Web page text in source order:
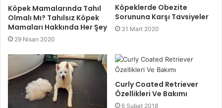
Köpek Mamalarında Tahıl
Olmalı Mı? Tahılsız Köpek
Mamaları Hakkında Her Şey
29 Nisan 2020
Köpeklerde Obezite
Sorununa Karşı Tavsiyeler
31 Mart 2020
Curly Coated Retriever
Özellikleri Ve Bakımı
6 Şubat 2018